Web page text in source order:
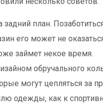
план.
его может не
займет некое время.
обручального
могут цепляться
одежды, как к